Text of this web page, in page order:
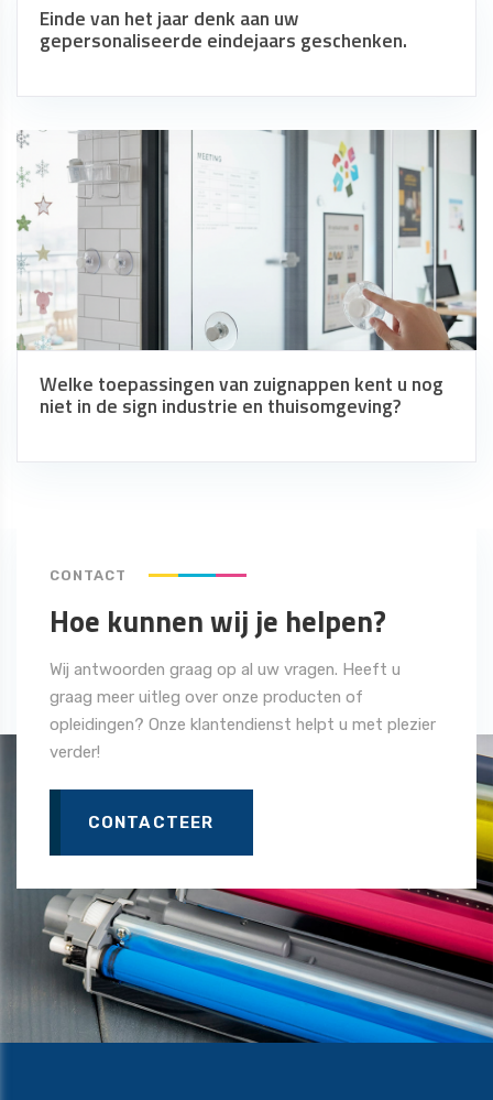
Einde van het jaar denk aan uw
gepersonaliseerde eindejaars geschenken.
Welke toepassingen van zuignappen kent u nog
niet in de sign industrie en thuisomgeving?
CONTACT
Hoe kunnen wij je helpen?
Wij antwoorden graag op al uw vragen. Heeft u
graag meer uitleg over onze producten of
opleidingen? Onze klantendienst helpt u met plezier
verder!
CONTACTEER